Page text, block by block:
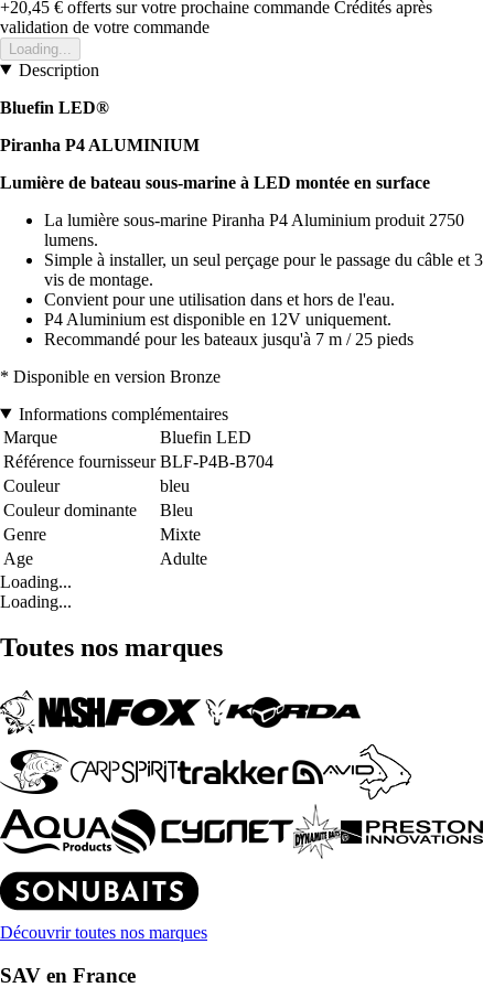
+20,45 € offerts sur votre prochaine commande Crédités après
validation de votre commande
Loading...
Description
Bluefin LED®
Piranha P4 ALUMINIUM
Lumière de bateau sous-marine à LED montée en surface
La lumière sous-marine Piranha P4 Aluminium produit 2750
lumens.
Simple à installer, un seul perçage pour le passage du câble et 3
vis de montage.
Convient pour une utilisation dans et hors de l'eau.
P4 Aluminium est disponible en 12V uniquement.
Recommandé pour les bateaux jusqu'à 7 m / 25 pieds
* Disponible en version Bronze
Informations complémentaires
Marque
Bluefin LED
Référence fournisseur BLF-P4B-B704
Couleur
bleu
Couleur dominante
Bleu
Genre
Mixte
Age
Adulte
Loading...
Loading...
Toutes nos marques
Découvrir toutes nos marques
SAV en France